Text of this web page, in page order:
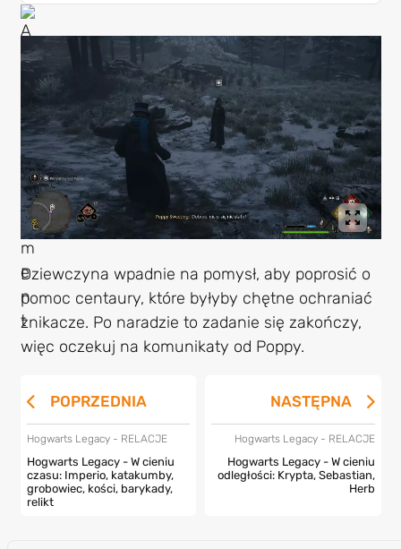
Dziewczyna wpadnie na pomysł, aby poprosić o
pomoc centaury, które byłyby chętne ochraniać
znikacze. Po naradzie to zadanie się zakończy,
więc oczekuj na komunikaty od Poppy.
POPRZEDNIA
Hogwarts Legacy - RELACJE
Hogwarts Legacy - W cieniu
czasu: Imperio, katakumby,
grobowiec, kości, barykady,
relikt
NASTĘPNA
Hogwarts Legacy - RELACJE
Hogwarts Legacy - W cieniu
odległości: Krypta, Sebastian,
Herb